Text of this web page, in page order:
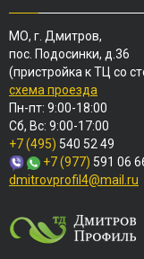
МО, г. Дмитров,
пос. Подосинки, д.36
(пристройка к ТЦ со
схема проезда
Пн-пт: 9:00-18:00
Сб, Вс: 9:00-17:00
+7 (495) 540 52 49
+7 (977) 591 06
dmitrovprofil4@mail.ru